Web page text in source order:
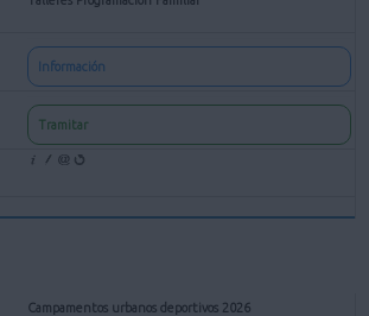
Información
Tramitar
Campamentos urbanos deportivos 2026